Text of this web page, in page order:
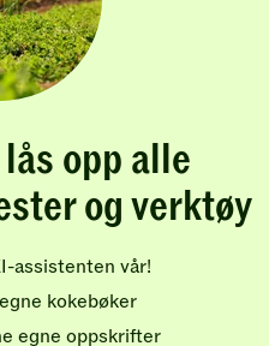
opp alle
og verktøy
assistenten vår!
kokebøker
egne oppskrifter